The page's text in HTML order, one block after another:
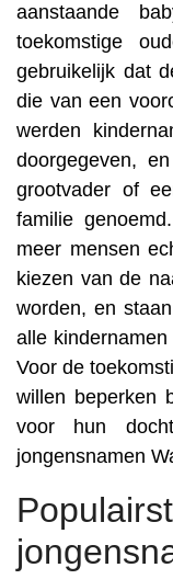
aanstaande
toekomstige
gebruikelijk dat
die van een
werden
doorgegeven,
grootvader of
familie
meer mensen
kiezen van de
worden, en
alle
Voor de
willen beperken
voor hun
jongensnamen